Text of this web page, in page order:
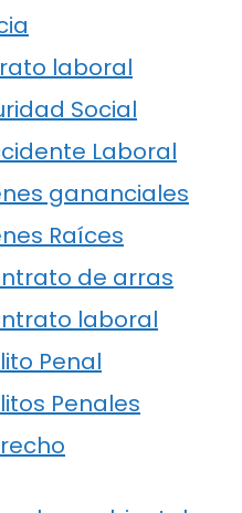
laboral
Social
Laboral
gananciales
Raíces
de arras
laboral
Penal
Penales